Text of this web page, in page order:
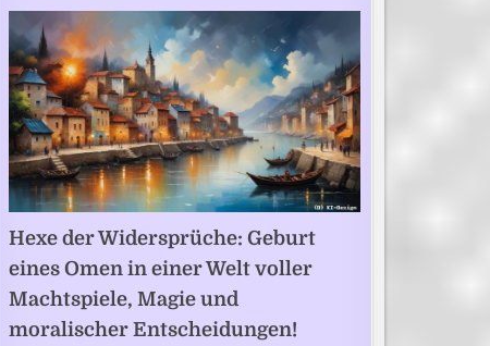
Hexe der Widersprüche: Geburt
eines Omen in einer Welt voller
Machtspiele, Magie und
moralischer Entscheidungen!